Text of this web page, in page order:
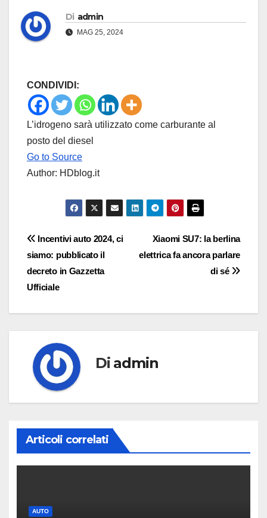
Di admin
MAG 25, 2024
CONDIVIDI:
L’idrogeno sarà utilizzato come carburante al
posto del diesel
Go to Source
Author: HDblog.it
Navigazione
articoli
Xiaomi SU7: la berlina
elettrica fa ancora parlare
di sé
Incentivi auto 2024, ci
siamo: pubblicato il
decreto in Gazzetta
Ufficiale
Di admin
Articoli correlati
AUTO